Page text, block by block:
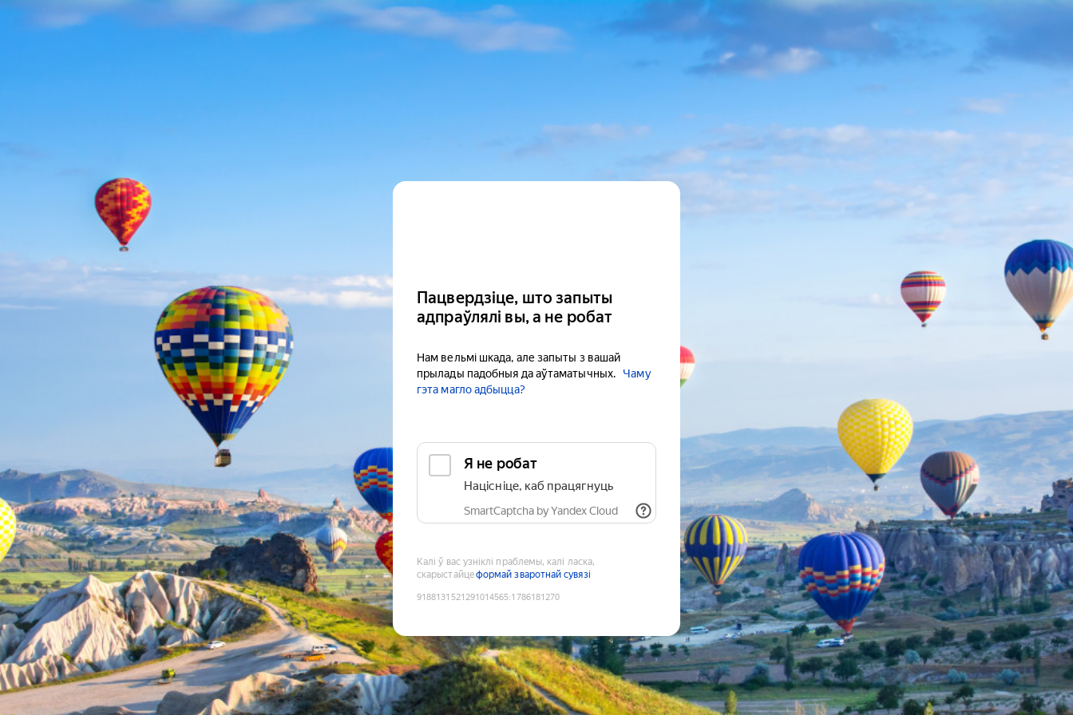
Пацвердзіце, што запыты
адпраўлялі вы, а не робат
Нам вельмі шкада, але запыты з вашай
прылады падобныя да аўтаматычных.
Чаму
гэта магло адбыцца?
Я не робат
Націсніце, каб працягнуць
SmartCaptcha by Yandex Cloud
Калі ў вас узніклі праблемы, калі ласка,
скарыстайцеформай зваротнай сувязі
9188131521291014565:1786181270